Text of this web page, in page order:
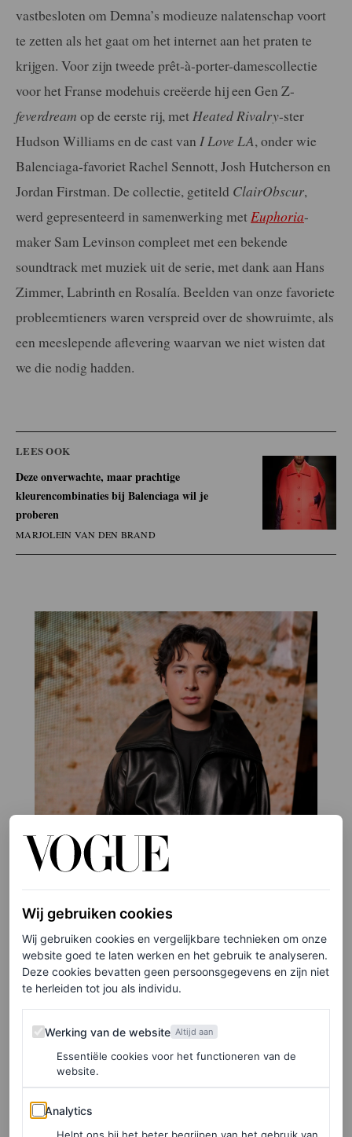
vastbesloten om Demna’s modieuze nalatenschap voort
te zetten als het gaat om het internet aan het praten te
krijgen. Voor zijn tweede prêt-à-porter-damescollectie
voor het Franse modehuis creëerde hij een Gen Z-
feverdream op de eerste rij, met Heated Rivalry-ster
Hudson Williams en de cast van I Love LA, onder wie
Balenciaga-favoriet Rachel Sennott, Josh Hutcherson en
Jordan Firstman. De collectie, getiteld ClairObscur,
werd gepresenteerd in samenwerking met Euphoria-
maker Sam Levinson compleet met een bekende
soundtrack met muziek uit de serie, met dank aan Hans
Zimmer, Labrinth en Rosalía. Beelden van onze favoriete
probleemtieners waren verspreid over de showruimte, als
een meeslepende aflevering waarvan we niet wisten dat
we die nodig hadden.
LEES OOK
Deze onverwachte, maar prachtige
kleurencombinaties bij Balenciaga wil je
proberen
MARJOLEIN VAN DEN BRAND
©GETTY IMAGES
/24
Billy Idol was de hoofdact van Ann
Wij gebruiken cookies
Wij gebruiken cookies en vergelijkbare technieken om onze
website goed te laten werken en het gebruik te analyseren.
Deze cookies bevatten geen persoonsgegevens en zijn niet
te herleiden tot jou als individu.
Werking van de website
Werking van de website Altijd aan
Essentiële cookies voor het functioneren van de
website.
Analytics
Analytics